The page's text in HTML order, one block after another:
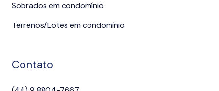
Sobrados em condomínio
Terrenos/Lotes em condomínio
Contato